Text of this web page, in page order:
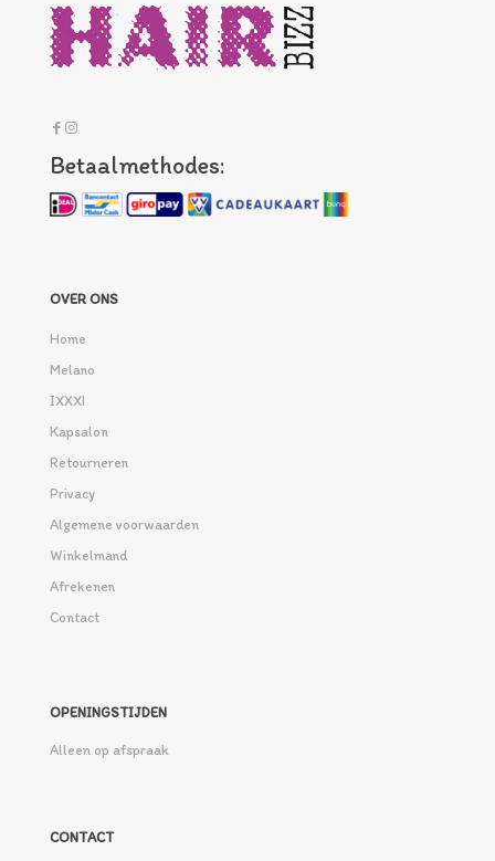
Betaalmethodes:
OVER ONS
Home
Melano
IXXXI
Kapsalon
Retourneren
Privacy
Algemene voorwaarden
Winkelmand
Afrekenen
Contact
OPENINGSTIJDEN
Alleen op afspraak
CONTACT